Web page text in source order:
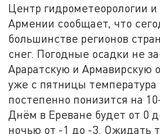
Центр гидрометеорологии
Армении сообщает, что
большинстве регионов
снег. Погодные осадки не
Араратскую и Армавирскую
уже с пятницы температура
постепенно понизится на
Днём в Ереване будет от 0
ночью от -1 до -3. Ожидать